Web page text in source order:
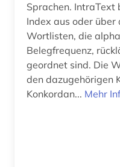
luxemburg (2)
ländername (1)
Sprachen. IntraText bietet: Text,
Index aus oder über die Konkordanzen
Wortlisten, die
Belegfrequenz,
geordnet sind. Die
den dazugehörigen
Konkordan... Mehr